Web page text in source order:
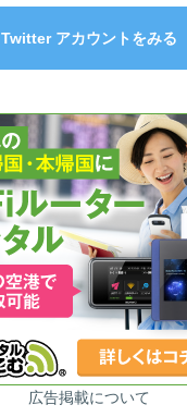
Twitter アカウントをみる
広告掲載について